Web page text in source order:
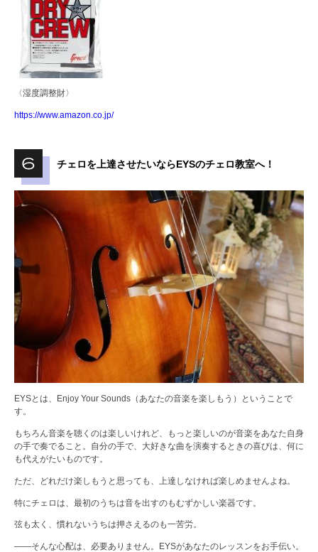
〈湿度調整財〉
https://www.amazon.co.jp/
チェロを上達させたいならEYSのチェロ教室へ！
EYSとは、Enjoy Your Sounds（あなたの音楽を楽しもう）ということで
す。
もちろん音楽を聴くのは楽しいけれど、もっと楽しいのが音楽をあなた自身
の手で奏でること。自分の手で、大好きな曲を演奏するときの喜びは、何に
も代えがたいものです。
ただ、どれだけ楽しもうと思っても、上達しなければ楽しめませんよね。
特にチェロは、最初のうちは音を出すのもむずかしい楽器です。
弦も太く、慣れないうちは押さえるのも一苦労。
――そんな心配は、必要ありません。EYSがあなたのレッスンをお手伝い。